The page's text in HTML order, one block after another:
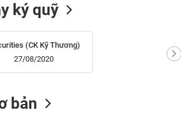
ký quỹ
(CK Kỹ Thương)
27/08/2020
bản